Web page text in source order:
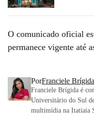
O comunicado oficial
permanece vigente até
PorFranciele Brígida
Franciele Brígida é
Universitário do Sul
multimídia na Itatiaia